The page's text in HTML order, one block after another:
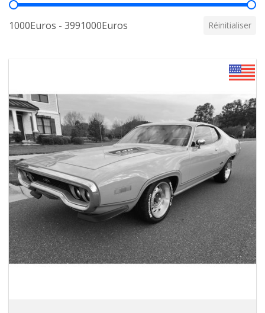
Prix
1000Euros - 3991000Euros Réinitialiser